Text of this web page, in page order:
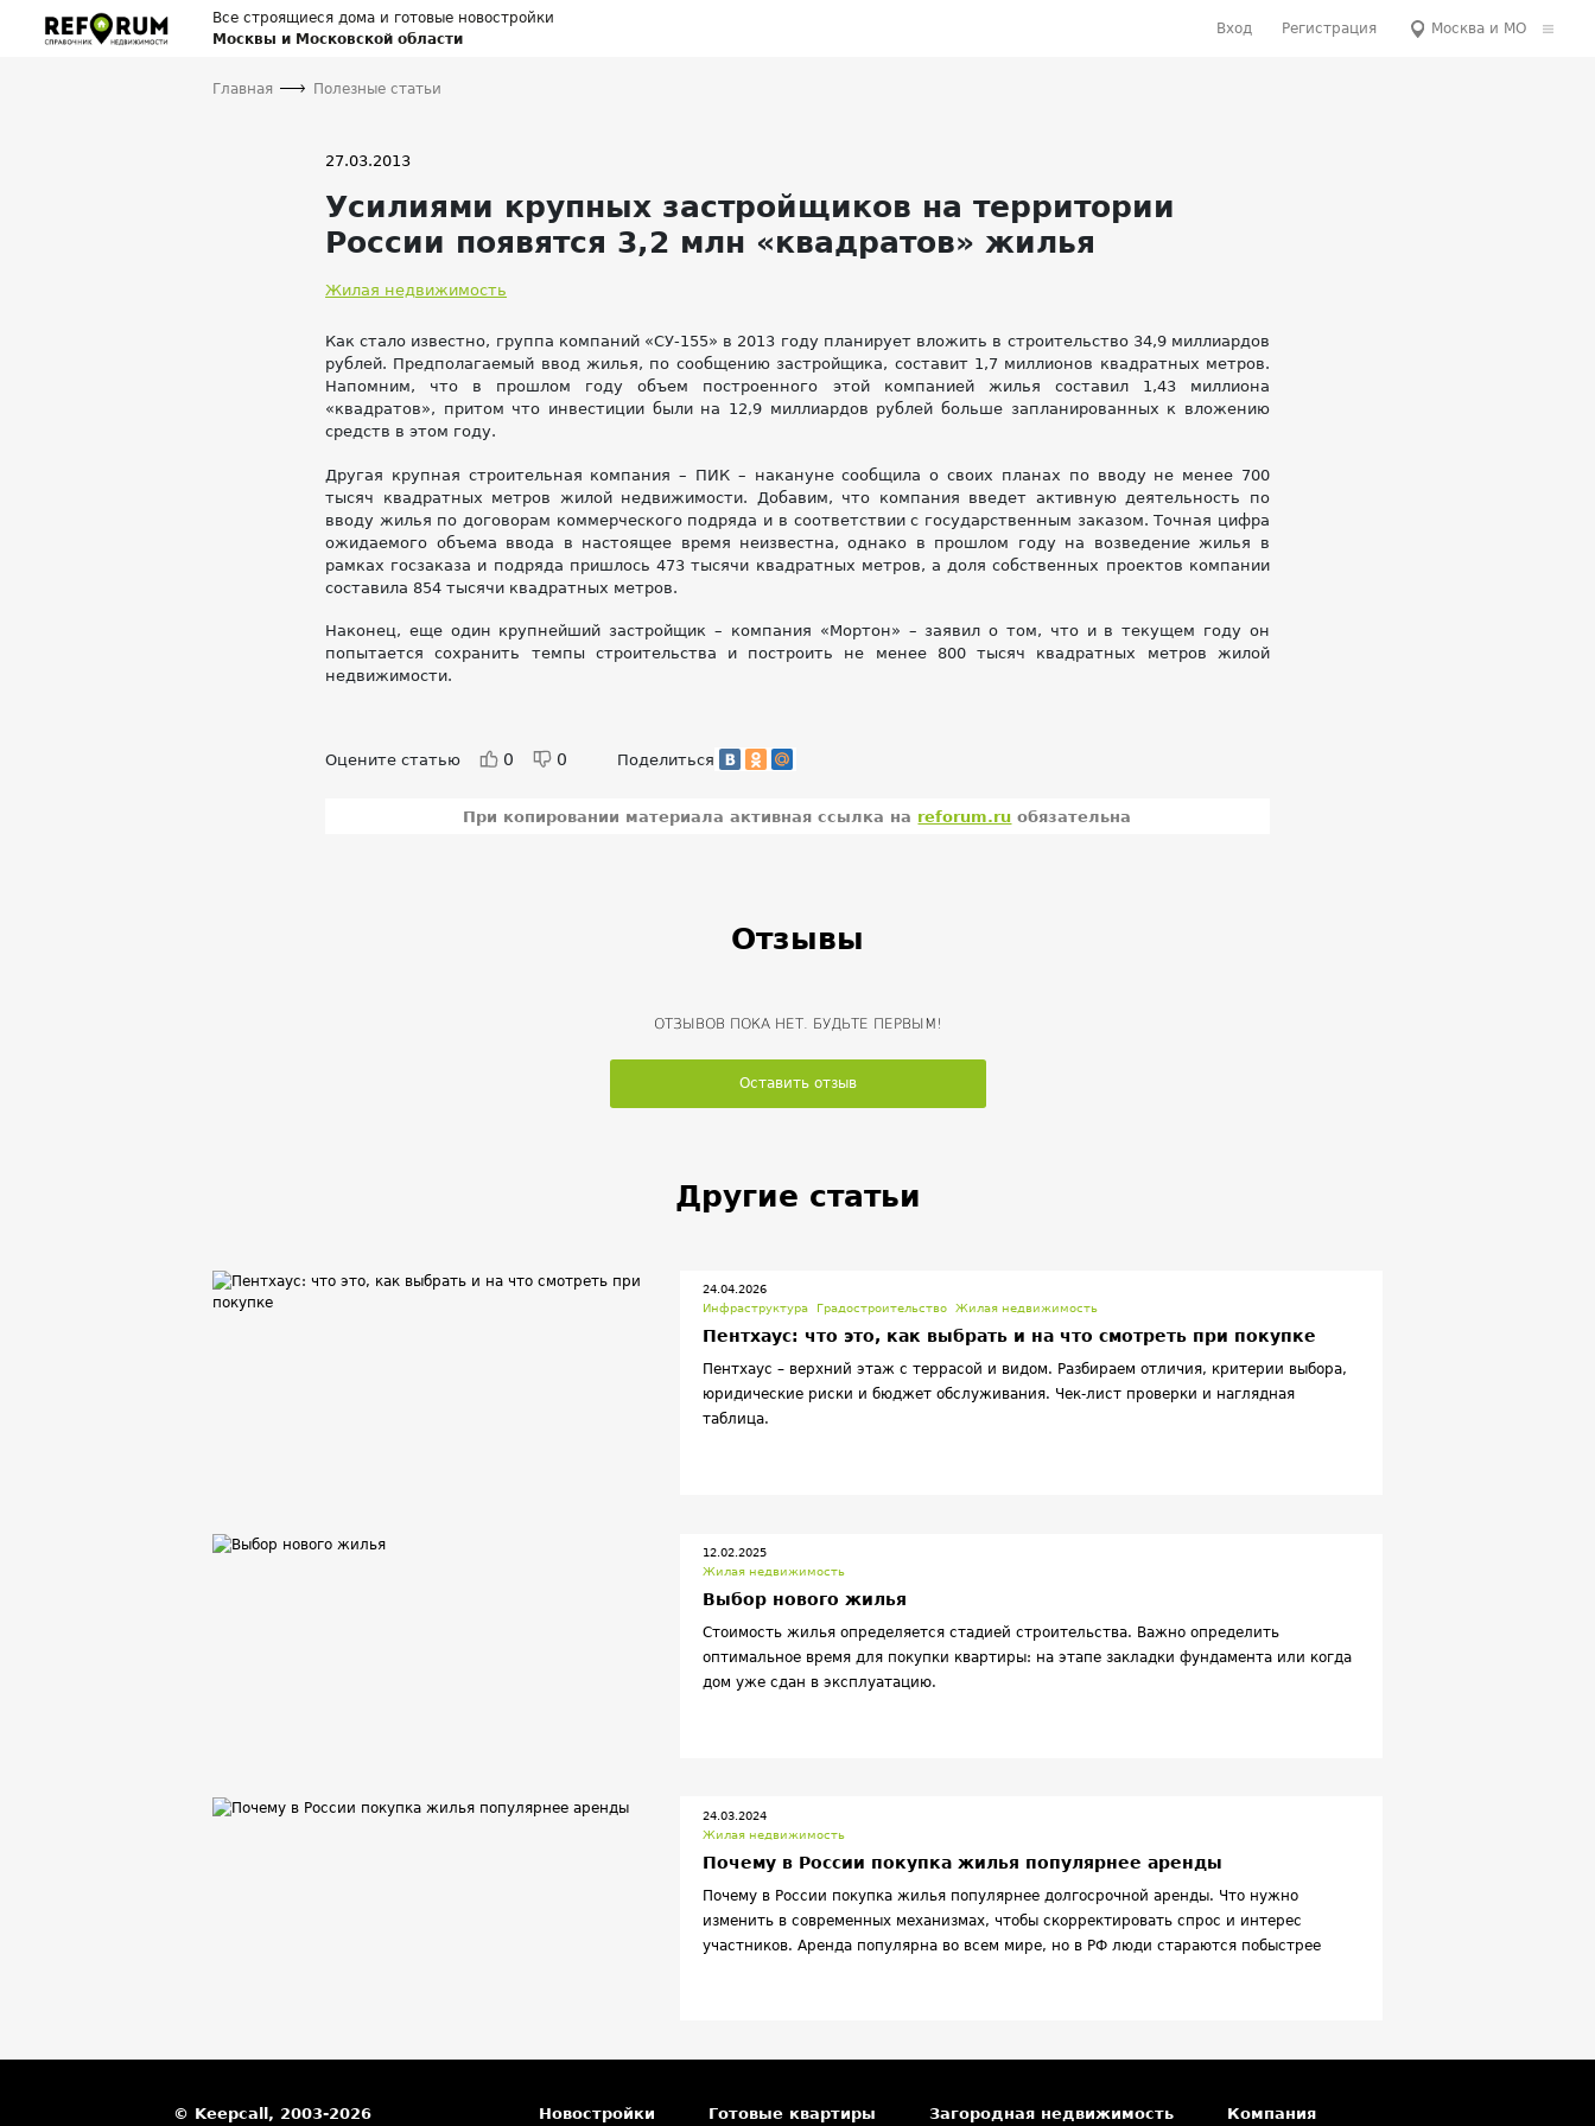
Все строящиеся дома и готовые новостройки
Москвы и Московской области
Вход Регистрация Москва и МО
Главная Полезные статьи
27.03.2013
Усилиями крупных застройщиков на территории
России появятся 3,2 млн «квадратов» жилья
Жилая недвижимость
Как стало известно, группа компаний «СУ-155» в 2013 году планирует вложить в строительство 34,9 миллиардов
рублей. Предполагаемый ввод жилья, по сообщению застройщика, составит 1,7 миллионов квадратных метров.
Напомним, что в прошлом году объем построенного этой компанией жилья составил 1,43 миллиона
«квадратов», притом что инвестиции были на 12,9 миллиардов рублей больше запланированных к вложению
средств в этом году.
Другая крупная строительная компания – ПИК – накануне сообщила о своих планах по вводу не менее 700
тысяч квадратных метров жилой недвижимости. Добавим, что компания введет активную деятельность по
вводу жилья по договорам коммерческого подряда и в соответствии с государственным заказом. Точная цифра
ожидаемого объема ввода в настоящее время неизвестна, однако в прошлом году на возведение жилья в
рамках госзаказа и подряда пришлось 473 тысячи квадратных метров, а доля собственных проектов компании
составила 854 тысячи квадратных метров.
Наконец, еще один крупнейший застройщик – компания «Мортон» – заявил о том, что и в текущем году он
попытается сохранить темпы строительства и построить не менее 800 тысяч квадратных метров жилой
недвижимости.
Оцените статью 0 0 Поделиться
При копировании материала активная ссылка на reforum.ru обязательна
Отзывы
ОТЗЫВОВ ПОКА НЕТ. БУДЬТЕ ПЕРВЫМ!
Оставить отзыв
Другие статьи
24.04.2026
Инфраструктура
Градостроительство Жилая недвижимость
Пентхаус: что это, как выбрать и на что смотреть при покупке
Пентхаус – верхний этаж с террасой и видом. Разбираем отличия, критерии выбора,
юридические риски и бюджет обслуживания. Чек‑лист проверки и наглядная
таблица.
12.02.2025
Жилая недвижимость
Выбор нового жилья
Стоимость жилья определяется стадией строительства. Важно определить
оптимальное время для покупки квартиры: на этапе закладки фундамента или когда
дом уже сдан в эксплуатацию.
24.03.2024
Жилая недвижимость
Почему в России покупка жилья популярнее аренды
Почему в России покупка жилья популярнее долгосрочной аренды. Что нужно
изменить в современных механизмах, чтобы скорректировать спрос и интерес
участников. Аренда популярна во всем мире, но в РФ люди стараются побыстрее
определенной бизнес-моделью.
© Keepcall, 2003-2026 Новостройки Готовые квартиры Загородная недвижимость Компания